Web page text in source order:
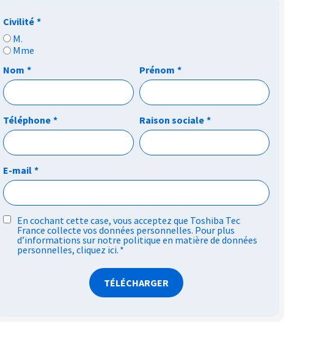
Civilité *
M.
Mme
Nom * Prénom *
Téléphone * Raison sociale *
E-mail *
RGPDEn cochant cette case, vous acceptez que Toshiba Tec
France collecte vos données personnelles. Pour plus
d’informations sur notre politique en matière de données
personnelles, cliquez ici. *